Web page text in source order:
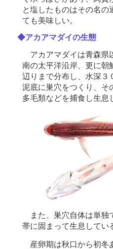
と塩したものはその名の
ても美味しい。
◆アカアマダイの生態
アカアマダイは青森県
南の太平洋沿岸、更に朝
辺りまで分布し、水深３
泥底に巣穴をつくり、そ
多毛類などを捕食し生息
また、巣穴自体は単独
帯に固まって生息してい
産卵期は秋口から初冬